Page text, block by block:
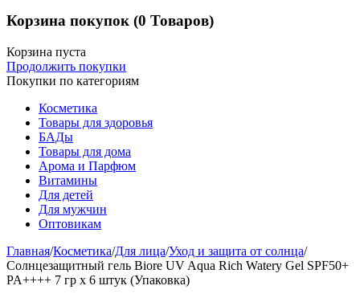
Корзина покупок (0 Товаров)
Корзина пуста
Продолжить покупки
Покупки по категориям
Косметика
Товары для здоровья
БАДы
Товары для дома
Арома и Парфюм
Витамины
Для детей
Для мужчин
Оптовикам
Главная/Косметика/Для лица/Уход и защита от солнца/
Солнцезащитный гель Biore UV Aqua Rich Watery Gel SPF50+
PA++++ 7 гр x 6 штук (Упаковка)